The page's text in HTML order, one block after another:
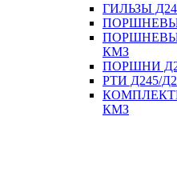
ГИЛЬЗЫ
КМЗ
ПОРШНИ
РТИ Д245/
КМЗ